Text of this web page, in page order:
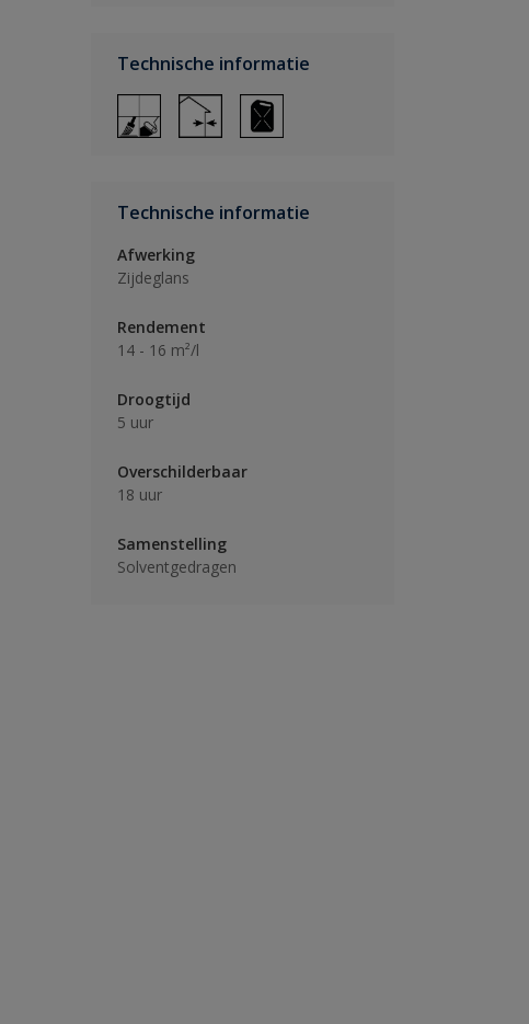
Technische informatie
Technische informatie
Afwerking
Zijdeglans
Rendement
14 - 16 m²/l
Droogtijd
5 uur
Overschilderbaar
18 uur
Samenstelling
Solventgedragen